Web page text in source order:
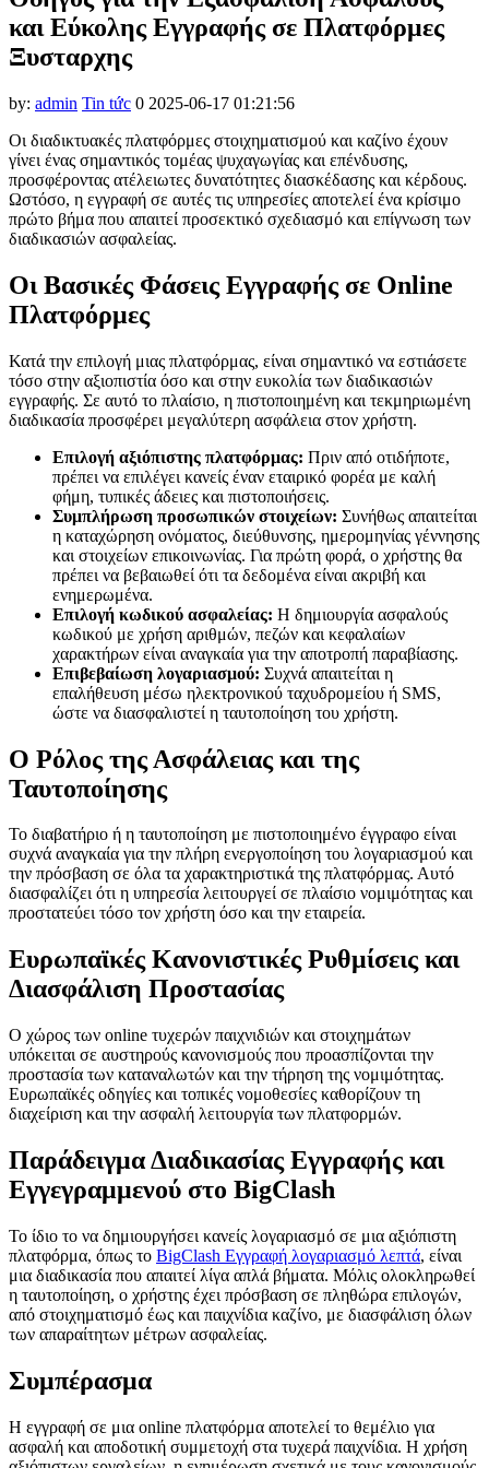
panel
panel
panel
panel
panel
panel
panel
panel
panel
panel
panel
panel
panel
panel
panel
panel
panel
panel
panel
panel
panel
panel
panel
panel
panel
panel
Panel
Panel
Panel
και Εύκολης Εγγραφής σε Πλατφόρμες
Ξυσταρχης
by: admin Tin tức 0 2025-06-17 01:21:56
Οι διαδικτυακές πλατφόρμες στοιχηματισμού και καζίνο έχουν
γίνει ένας σημαντικός τομέας ψυχαγωγίας και επένδυσης,
προσφέροντας ατέλειωτες δυνατότητες διασκέδασης και κέρδους.
Ωστόσο, η εγγραφή σε αυτές τις υπηρεσίες αποτελεί ένα κρίσιμο
πρώτο βήμα που απαιτεί προσεκτικό σχεδιασμό και επίγνωση των
διαδικασιών ασφαλείας.
Οι Βασικές Φάσεις Εγγραφής σε Online
Πλατφόρμες
Κατά την επιλογή μιας πλατφόρμας, είναι σημαντικό να εστιάσετε
τόσο στην αξιοπιστία όσο και στην ευκολία των διαδικασιών
εγγραφής. Σε αυτό το πλαίσιο, η πιστοποιημένη και τεκμηριωμένη
διαδικασία προσφέρει μεγαλύτερη ασφάλεια στον χρήστη.
Επιλογή αξιόπιστης πλατφόρμας: Πριν από οτιδήποτε,
πρέπει να επιλέγει κανείς έναν εταιρικό φορέα με καλή
φήμη, τυπικές άδειες και πιστοποιήσεις.
Συμπλήρωση προσωπικών στοιχείων: Συνήθως απαιτείται
η καταχώρηση ονόματος, διεύθυνσης, ημερομηνίας γέννησης
και στοιχείων επικοινωνίας. Για πρώτη φορά, ο χρήστης θα
πρέπει να βεβαιωθεί ότι τα δεδομένα είναι ακριβή και
ενημερωμένα.
Επιλογή κωδικού ασφαλείας: Η δημιουργία ασφαλούς
κωδικού με χρήση αριθμών, πεζών και κεφαλαίων
χαρακτήρων είναι αναγκαία για την αποτροπή παραβίασης.
Επιβεβαίωση λογαριασμού: Συχνά απαιτείται η
επαλήθευση μέσω ηλεκτρονικού ταχυδρομείου ή SMS,
ώστε να διασφαλιστεί η ταυτοποίηση του χρήστη.
Ο Ρόλος της Ασφάλειας και της
Ταυτοποίησης
Το διαβατήριο ή η ταυτοποίηση με πιστοποιημένο έγγραφο είναι
συχνά αναγκαία για την πλήρη ενεργοποίηση του λογαριασμού και
την πρόσβαση σε όλα τα χαρακτηριστικά της πλατφόρμας. Αυτό
διασφαλίζει ότι η υπηρεσία λειτουργεί σε πλαίσιο νομιμότητας και
προστατεύει τόσο τον χρήστη όσο και την εταιρεία.
Ευρωπαϊκές Κανονιστικές Ρυθμίσεις και
Διασφάλιση Προστασίας
Ο χώρος των online τυχερών παιχνιδιών και στοιχημάτων
υπόκειται σε αυστηρούς κανονισμούς που προασπίζονται την
προστασία των καταναλωτών και την τήρηση της νομιμότητας.
Ευρωπαϊκές οδηγίες και τοπικές νομοθεσίες καθορίζουν τη
διαχείριση και την ασφαλή λειτουργία των πλατφορμών.
Παράδειγμα Διαδικασίας Εγγραφής και
Εγγεγραμμενού στο BigClash
Το ίδιο το να δημιουργήσει κανείς λογαριασμό σε μια αξιόπιστη
πλατφόρμα, όπως το BigClash Εγγραφή λογαριασμό λεπτά, είναι
μια διαδικασία που απαιτεί λίγα απλά βήματα. Μόλις ολοκληρωθεί
η ταυτοποίηση, ο χρήστης έχει πρόσβαση σε πληθώρα επιλογών,
από στοιχηματισμό έως και παιχνίδια καζίνο, με διασφάλιση όλων
των απαραίτητων μέτρων ασφαλείας.
Συμπέρασμα
Η εγγραφή σε μια online πλατφόρμα αποτελεί το θεμέλιο για
ασφαλή και αποδοτική συμμετοχή στα τυχερά παιχνίδια. Η χρήση